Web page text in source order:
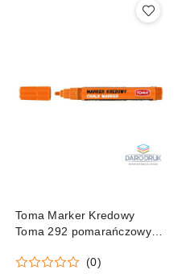
Toma Marker Kredowy
Toma 292 pomarańczowy
(0)